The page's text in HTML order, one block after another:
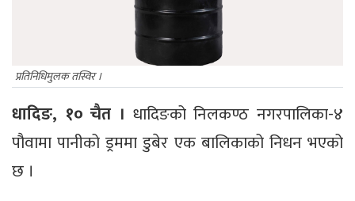
प्रतिनिधिमुलक तस्विर ।
धादिङ, १० चैत । धादिङको निलकण्ठ नगरपालिका-४
पौवामा पानीको ड्रममा डुबेर एक बालिकाको निधन भएको
छ ।